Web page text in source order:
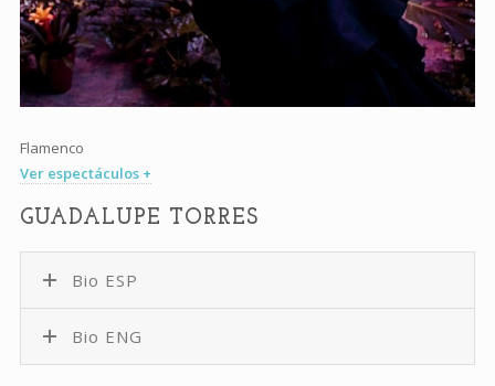
Flamenco
Ver espectáculos +
GUADALUPE TORRES
Bio ESP
Bio ENG